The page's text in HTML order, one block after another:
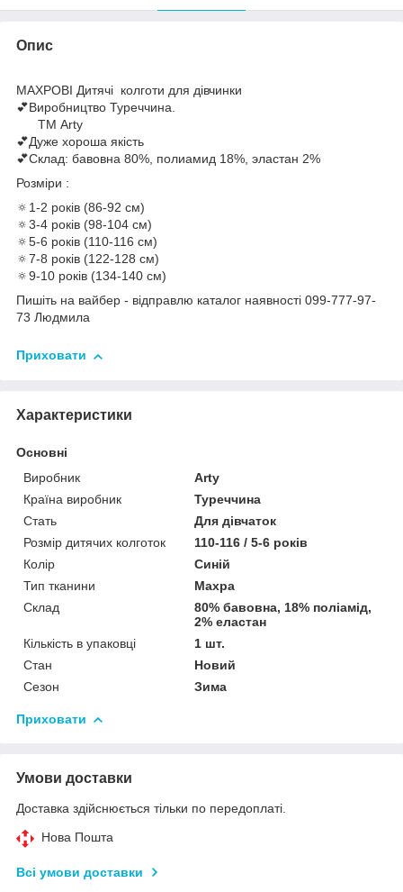
Опис
МАХРОВІ Дитячі колготи для дівчинки
💕Виробництво Туреччина.
ТМ Arty
💕Дуже хороша якість
💕Склад: бавовна 80%, полиамид 18%, эластан 2%
Розміри :
🔅1-2 років (86-92 см)
🔅3-4 років (98-104 см)
🔅5-6 років (110-116 см)
🔅7-8 років (122-128 см)
🔅9-10 років (134-140 см)
Пишіть на вайбер - відправлю каталог наявності 099-777-97-
73 Людмила
Приховати
Характеристики
Основні
Виробник
Arty
Країна виробник
Туреччина
Стать
Для дівчаток
Розмір дитячих колготок
110-116 / 5-6 років
Колір
Синій
Тип тканини
Махра
Склад
80% бавовна, 18% поліамід,
2% еластан
Кількість в упаковці
1 шт.
Стан
Новий
Сезон
Зима
Приховати
Умови доставки
Доставка здійснюється тільки по передоплаті.
Нова Пошта
Всі умови доставки